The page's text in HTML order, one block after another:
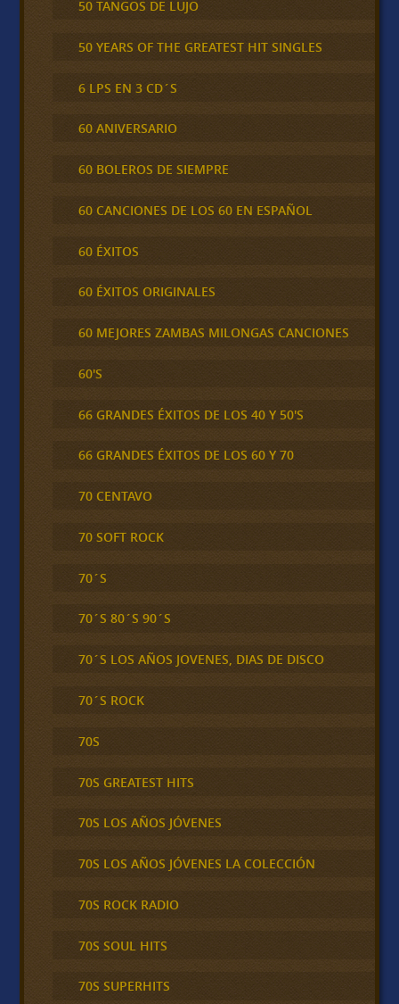
50 TANGOS DE LUJO
50 YEARS OF THE GREATEST HIT SINGLES
6 LPS EN 3 CD´S
60 ANIVERSARIO
60 BOLEROS DE SIEMPRE
60 CANCIONES DE LOS 60 EN ESPAÑOL
60 ÉXITOS
60 ÉXITOS ORIGINALES
60 MEJORES ZAMBAS MILONGAS CANCIONES
60'S
66 GRANDES ÉXITOS DE LOS 40 Y 50'S
66 GRANDES ÉXITOS DE LOS 60 Y 70
70 CENTAVO
70 SOFT ROCK
70´S
70´S 80´S 90´S
70´S LOS AÑOS JOVENES, DIAS DE DISCO
70´S ROCK
70S
70S GREATEST HITS
70S LOS AÑOS JÓVENES
70S LOS AÑOS JÓVENES LA COLECCIÓN
70S ROCK RADIO
70S SOUL HITS
70S SUPERHITS